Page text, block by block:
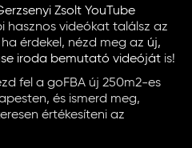
Zsolt YouTube
hasznos videókat találsz az
érdekel, nézd meg az új,
iroda bemutató videóját is!
fel a goFBA új 250m2-es
és ismerd meg,
értékesíteni az